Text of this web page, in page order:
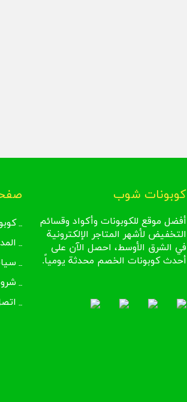
كوبونات شوب
أفضل موقع للكوبونات وأكواد وقسائم
التخفيض لأشهر المتاجر الإلكترونية
في الشرق الأوسط، احصل الآن على
أحدث كوبونات الخصم محدثة يومياً.